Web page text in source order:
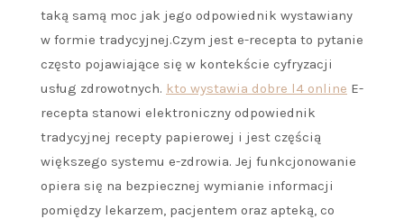
taką samą moc jak jego odpowiednik wystawiany
w formie tradycyjnej.Czym jest e-recepta to pytanie
często pojawiające się w kontekście cyfryzacji
usług zdrowotnych. kto wystawia dobre l4 online E-
recepta stanowi elektroniczny odpowiednik
tradycyjnej recepty papierowej i jest częścią
większego systemu e-zdrowia. Jej funkcjonowanie
opiera się na bezpiecznej wymianie informacji
pomiędzy lekarzem, pacjentem oraz apteką, co